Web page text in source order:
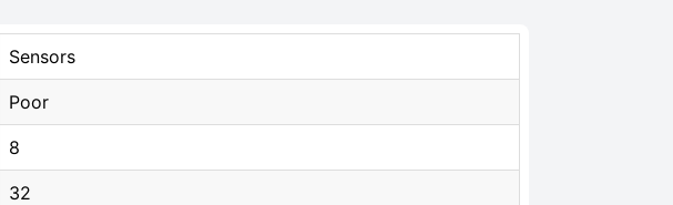
Sensors
Poor
8
32